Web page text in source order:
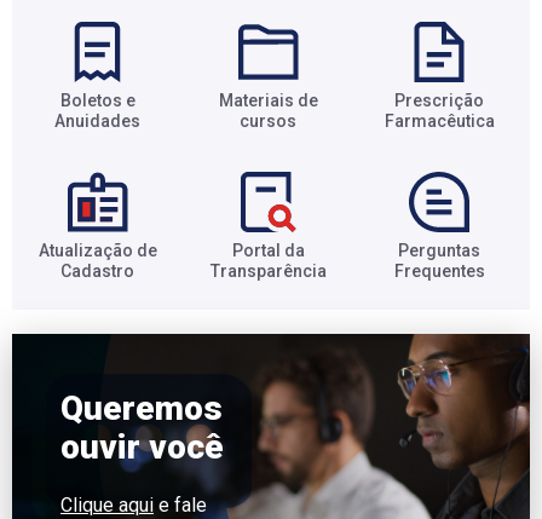
Boletos e
Anuidades​
Materiais de
cursos​
Prescrição
Farmacêutica​
Atualização de
Cadastro​
Portal da
Transparência​
Perguntas
Frequentes​
Queremos
ouvir você
Clique aqui e fale